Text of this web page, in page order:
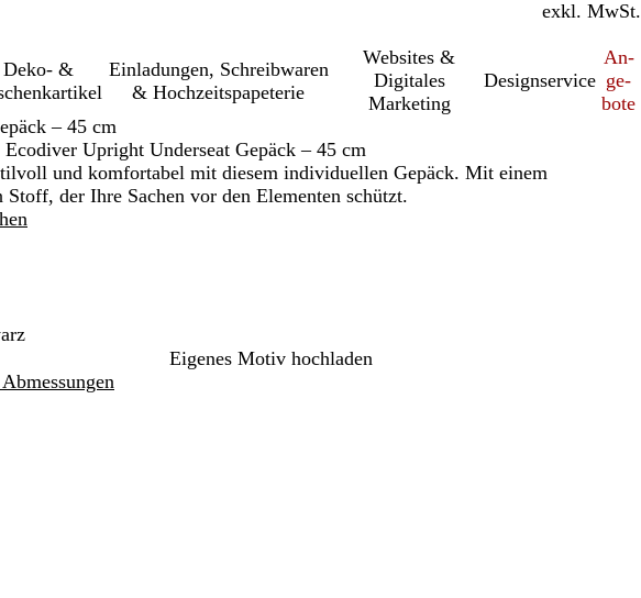
inkl. MwSt.
exkl. MwSt.
Deko- &
Einl­a­dung­en, Schreib­wa­ren
& Hochzeitspapeterie
Websites &
Digitales
Marketing
Designservice
An­­
ge­­
bo­­te
– 45 cm
Upright Underseat Gepäck – 45 cm
und komfortabel mit diesem individuellen Gepäck. Mit einem
Stoff, der Ihre Sachen vor den Elementen schützt.
Eigenes Motiv hochladen